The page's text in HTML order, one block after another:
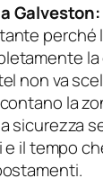
perché
non va
la
sicurezza
il tempo